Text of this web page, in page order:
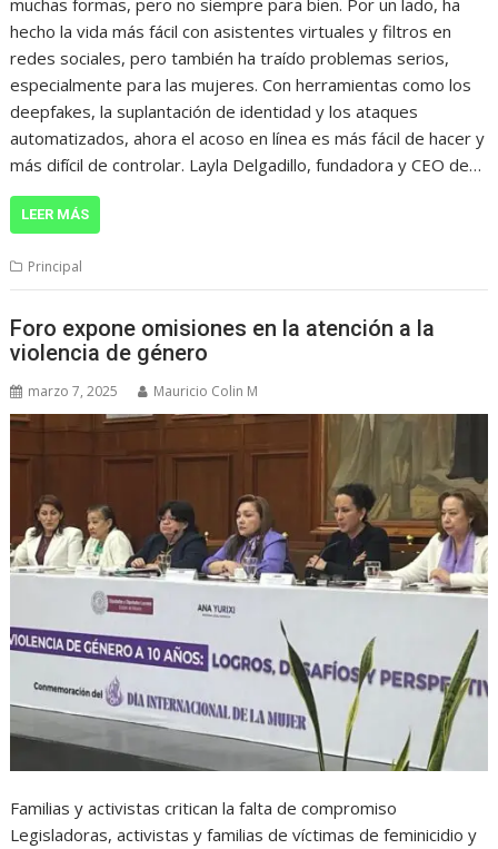
muchas formas, pero no siempre para bien. Por un lado, ha
hecho la vida más fácil con asistentes virtuales y filtros en
redes sociales, pero también ha traído problemas serios,
especialmente para las mujeres. Con herramientas como los
deepfakes, la suplantación de identidad y los ataques
automatizados, ahora el acoso en línea es más fácil de hacer y
más difícil de controlar. Layla Delgadillo, fundadora y CEO de…
LEER MÁS
Principal
Foro expone omisiones en la atención a la
violencia de género
marzo 7, 2025 Mauricio Colin M
Familias y activistas critican la falta de compromiso
Legisladoras, activistas y familias de víctimas de feminicidio y